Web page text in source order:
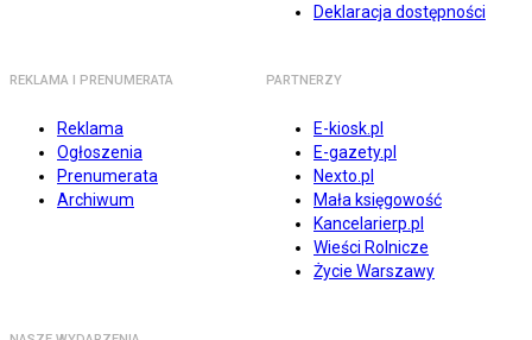
Deklaracja dostępności
REKLAMA I PRENUMERATA
Reklama
Ogłoszenia
Prenumerata
Archiwum
PARTNERZY
E-kiosk.pl
E-gazety.pl
Nexto.pl
Mała księgowość
Kancelarierp.pl
Wieści Rolnicze
Życie Warszawy